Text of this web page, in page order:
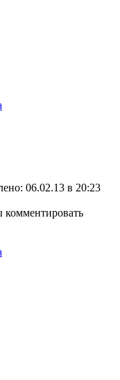
06.02.13 в 20:23
комментировать